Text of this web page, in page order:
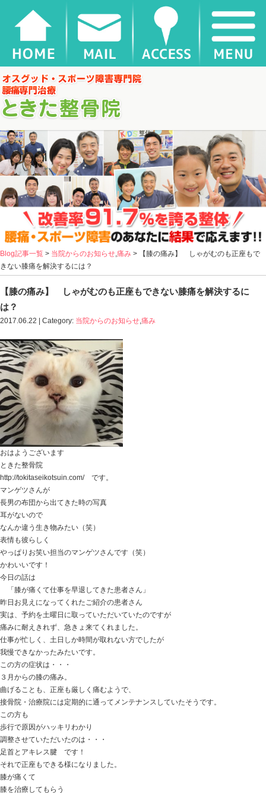
【膝の痛み】 しゃがむのも正座もできない膝痛を解決するには？ |
Blog記事一覧>当院からのお知らせ
きない膝痛を解決するには？
【膝の痛み】 しゃがむのも正座もできない
は？
2017.06.22 | Category:
おはようございます
ときた整骨院
http://tokitaseikotsuin.com/ です。
マンゲツさんが
長男の布団から出てきた時の写真
耳がないので
なんか違う生き物みたい（笑）
表情も彼らしく